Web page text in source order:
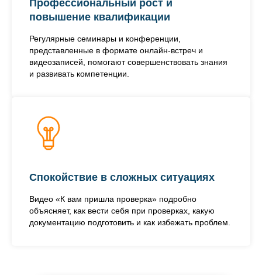
Профессиональный рост и
повышение квалификации
Регулярные семинары и конференции,
представленные в формате онлайн-встреч и
видеозаписей, помогают совершенствовать знания
и развивать компетенции.
Спокойствие в сложных ситуациях
Видео «К вам пришла проверка» подробно
объясняет, как вести себя при проверках, какую
документацию подготовить и как избежать проблем.